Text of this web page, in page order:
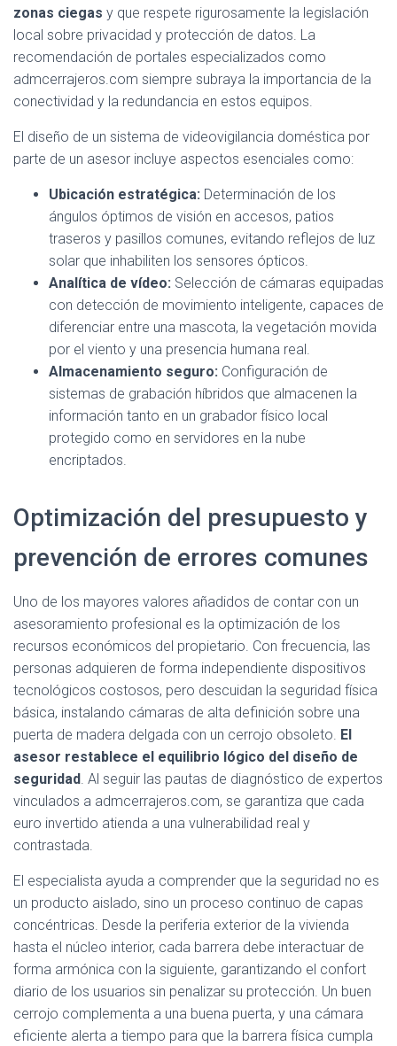
zonas ciegas y que respete rigurosamente la legislación
local sobre privacidad y protección de datos. La
recomendación de portales especializados como
admcerrajeros.com siempre subraya la importancia de la
conectividad y la redundancia en estos equipos.
El diseño de un sistema de videovigilancia doméstica por
parte de un asesor incluye aspectos esenciales como:
Ubicación estratégica: Determinación de los
ángulos óptimos de visión en accesos, patios
traseros y pasillos comunes, evitando reflejos de luz
solar que inhabiliten los sensores ópticos.
Analítica de vídeo: Selección de cámaras equipadas
con detección de movimiento inteligente, capaces de
diferenciar entre una mascota, la vegetación movida
por el viento y una presencia humana real.
Almacenamiento seguro: Configuración de
sistemas de grabación híbridos que almacenen la
información tanto en un grabador físico local
protegido como en servidores en la nube
encriptados.
Optimización del presupuesto y
prevención de errores comunes
Uno de los mayores valores añadidos de contar con un
asesoramiento profesional es la optimización de los
recursos económicos del propietario. Con frecuencia, las
personas adquieren de forma independiente dispositivos
tecnológicos costosos, pero descuidan la seguridad física
básica, instalando cámaras de alta definición sobre una
puerta de madera delgada con un cerrojo obsoleto. El
asesor restablece el equilibrio lógico del diseño de
seguridad. Al seguir las pautas de diagnóstico de expertos
vinculados a admcerrajeros.com, se garantiza que cada
euro invertido atienda a una vulnerabilidad real y
contrastada.
El especialista ayuda a comprender que la seguridad no es
un producto aislado, sino un proceso continuo de capas
concéntricas. Desde la periferia exterior de la vivienda
hasta el núcleo interior, cada barrera debe interactuar de
forma armónica con la siguiente, garantizando el confort
diario de los usuarios sin penalizar su protección. Un buen
cerrojo complementa a una buena puerta, y una cámara
eficiente alerta a tiempo para que la barrera física cumpla